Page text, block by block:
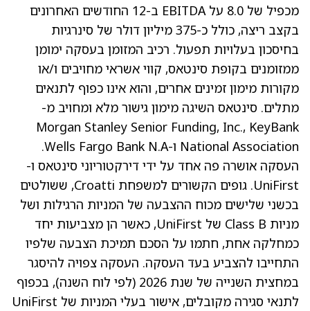
מכפיל של 8.0 על EBITDA ב-12 החודשים האחרונים
בקצב ריצה, כולל כ-375 מיליון דולר של סינרגיות
בחיסכון בעלויות תפעול. רכיב המזומן בעסקה ימומן
ממזומנים בקופת סינטאס, קווי אשראי מחויבים ו/או
מקורות מימון זמינים אחרים, והוא אינו כפוף לתנאים
מתלים. סינטאס השיגה מימון גישור מלא ומחויב מ-
Morgan Stanley Senior Funding, Inc., KeyBank
National Association ו-Wells Fargo Bank N.A.
העסקה אושרה פה אחד על ידי דירקטוריוני סינטאס ו-
UniFirst. גופים הקשורים למשפחת Croatti, ששולטים
בכשני שלישים מכוח ההצבעה של המניות הרגילות ושל
מניות Class B של UniFirst, כאשר הן מצביעות יחד
כמחלקה אחת, חתמו על הסכם תמיכת הצבעה שלפיו
התחייבו להצביע בעד העסקה. העסקה צפויה להיסגר
במחצית השנייה של שנת 2026 (לפי לוח השנה), בכפוף
לתנאי סגירה מקובלים, אישור בעלי המניות של UniFirst